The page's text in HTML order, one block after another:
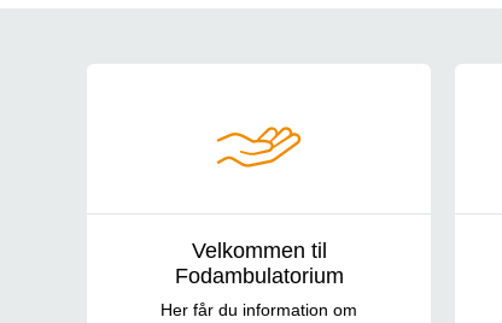
Velkommen til
Fodambulatorium
Her får du information om